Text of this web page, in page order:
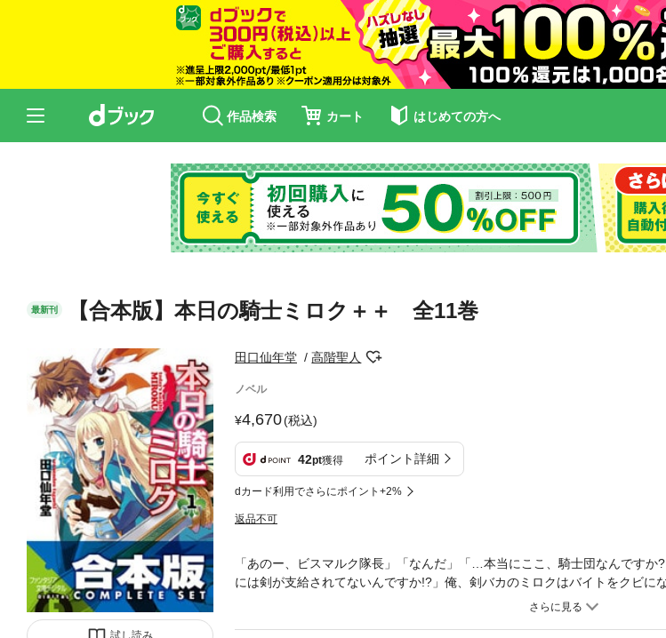
作品検索 カート はじめての方へ
最新刊 【合本版】本日の騎士ミロク＋＋ 全11巻
試し読み
田口仙年堂 高階聖人
ノベル
4,670(税込)
42pt獲得 ポイント詳細
dカード利用でさらにポイント+2%
返品不可
「あのー、ビスマルク隊長」「なんだ」「…本当にここ、騎士団なんですか
には剣が支給されてないんですか!?」俺、剣バカのミロクはバイトをクビに
騎士団にもぐりこむことに成功！ 式典で見かけたジェルメーヌ姫の美しさ